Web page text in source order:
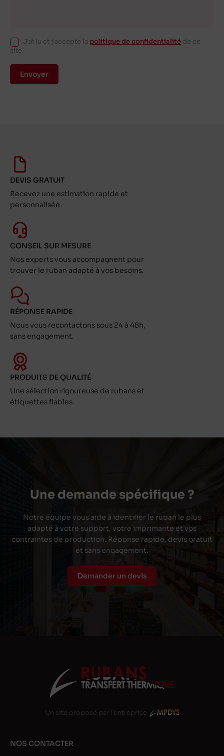
J'ai lu et j'accepte la politique de confidentialité de ce
site.
Envoyer
DEVIS GRATUIT
Recevez une estimation rapide et
personnalisée.
CONSEIL SUR MESURE
Nos experts vous accompagnent pour
trouver le ruban adapté à vos besoins.
RÉPONSE RAPIDE
Nous vous recontactons sous 24 à 48h,
sans engagement.
PRODUITS DE QUALITÉ
Une sélection rigoureuse de rubans et
étiquettes fiables.
Une demande spécifique ?
Notre équipe vous aide à identifier le ruban le plus
adapté à votre support, votre imprimante et vos
contraintes de production. Réponse rapide, devis gratuit
et sans engagement.
Demander un devis
Un site proposé par l'entreprise
NOS CONTACTER